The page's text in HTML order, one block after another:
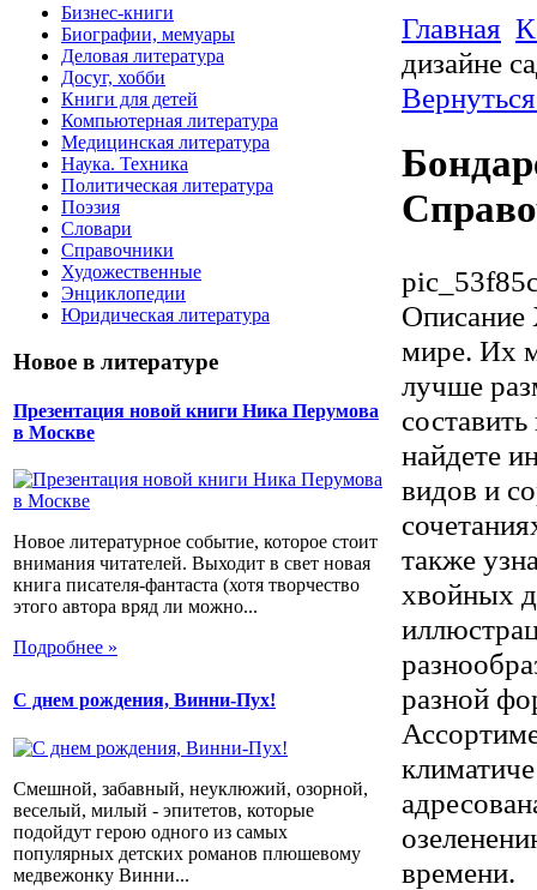
Бизнес-книги
Биографии, мемуары
Деловая литература
Досуг, хобби
Книги для детей
Компьютерная литература
Медицинская литература
Наука. Техника
Политическая литература
Поэзия
Словари
Справочники
Художественные
Энциклопедии
Юридическая литература
Новое в литературе
Презентация новой книги Ника Перумова
в Москве
Новое литературное событие, которое стоит
внимания читателей. Выходит в свет новая
книга писателя-фантаста (хотя творчество
этого автора вряд ли можно...
Подробнее »
С днем рождения, Винни-Пух!
Смешной, забавный, неуклюжий, озорной,
веселый, милый - эпитетов, которые
подойдут герою одного из самых
популярных детских романов плюшевому
медвежонку Винни...
Главная
дизайне
Описание
мире. Их
лучше
найдете
видов и
также
хвойных
разной
времени.